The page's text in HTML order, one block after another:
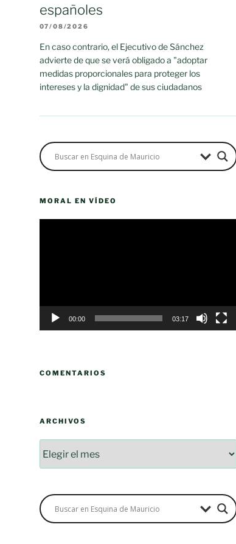
españoles
07/08/2026
En caso contrario, el Ejecutivo de Sánchez
advierte de que se verá obligado a "adoptar
medidas proporcionales para proteger los
intereses y la dignidad" de sus ciudadanos
MORAL EN VÍDEO
00:00 03:17
COMENTARIOS
ARCHIVOS